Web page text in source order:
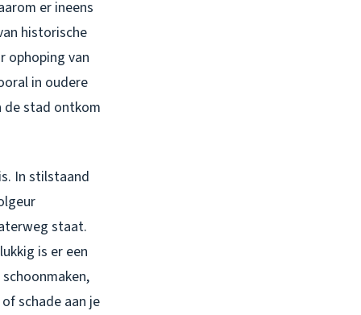
er ineens
historische
ophoping van
in oudere
de stad ontkom
In stilstaand
staat.
is er een
schade aan je